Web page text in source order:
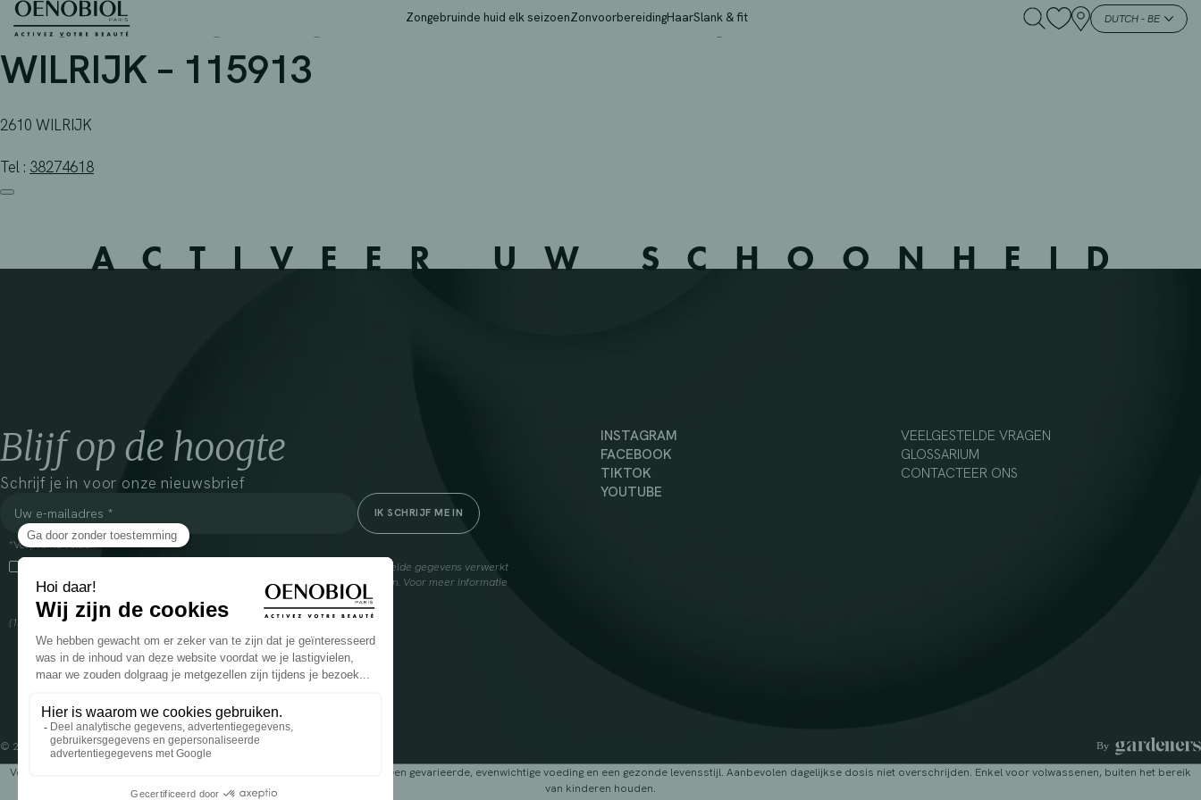
Skip
Zongebruinde huid elk seizoenZonvoorbereidingHaarSlank & fit DUTCH - BE
APOTHEEK SMETS FARMA BVBA – WILRIJK – 115913 – WIL –
WILRIJK – 115913
2610 WILRIJK
Tel : 38274618
ACTIVEER UW SCHOONHEID
Blijf op de hoogte
Schrijf je in voor onze nieuwsbrief
*Verplichte velden
Door dit vakje aan te vinken, ga ik ermee akkoord dat Cooper(1) de verzamelde gegevens verwerkt
om mij commerciële informatie te sturen over zijn producten en aanbiedingen. Voor meer informatie
over het beheer van uw gegevens en uw rechten, klikhier
(1) Coopération pharmaceutique Française, RCS Melun 399 227 636
INSTAGRAM
FACEBOOK
TIKTOK
YOUTUBE
VEELGESTELDE VRAGEN
GLOSSARIUM
CONTACTEER ONS
© 2024 OENOBIOL PARIS
Voedingssupplement dat moet worden geconsumeerd als onderdeel van een gevarieerde, evenwichtige voeding en een gezonde levensstijl. Aanbevolen dagelijkse dosis niet overschrijden. Enkel voor volwassenen, buiten het bereik
van kinderen houden.